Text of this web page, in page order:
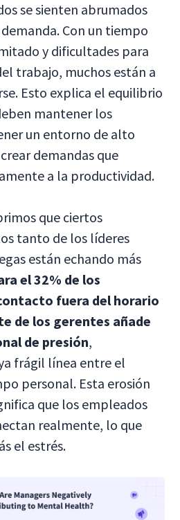
se sienten abrumados
Con un tiempo
y dificultades para
trabajo, muchos están a
Esto explica el equilibrio
mantener los
un entorno de alto
demandas que
a la productividad.
que ciertos
tanto de los líderes
están echando más
el 32% de los
fuera del horario
de los gerentes añade
de presión,
frágil línea entre el
personal. Esta erosión
que los empleados
realmente, lo que
el estrés.